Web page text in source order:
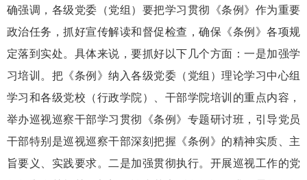
确强调，各级党委（党组）要把学习贯彻《条例》作为重要
政治任务，抓好宣传解读和督促检查，确保《条例》各项规
定落到实处。具体来说，要抓好以下几个方面：一是加强学
习培训。把《条例》纳入各级党委（党组）理论学习中心组
学习和各级党校（行政学院）、干部学院培训的重点内容，
举办巡视巡察干部学习贯彻《条例》专题研讨班，引导党员
干部特别是巡视巡察干部深刻把握《条例》的精神实质、主
旨要义、实践要求。二是加强贯彻执行。开展巡视工作的党